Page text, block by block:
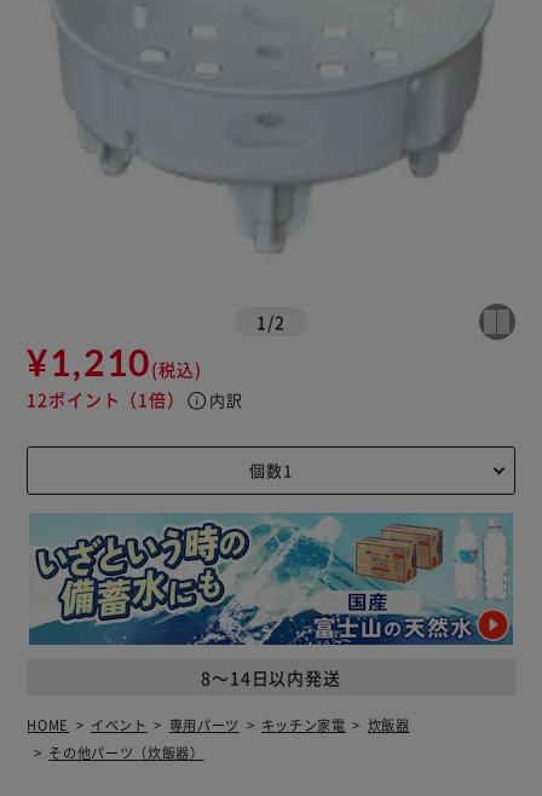
1 /2
¥1,210(税込)
12ポイント （1倍） info 内訳
8～14日以内発送
HOME イベント 専用パーツ キッチン家電
炊飯器
その他パーツ（炊飯器）